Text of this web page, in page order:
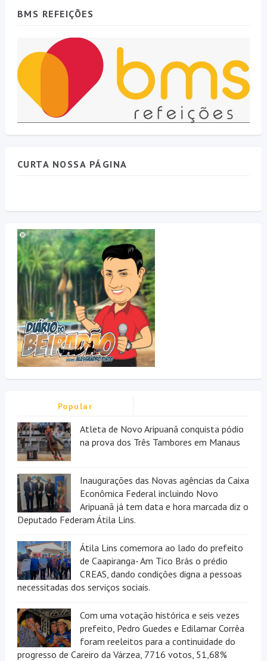
BMS REFEIÇÕES
CURTA NOSSA PÁGINA
Popular
Atleta de Novo Aripuanã conquista pódio
na prova dos Três Tambores em Manaus
Inaugurações das Novas agências da Caixa
Econômica Federal incluindo Novo
Aripuanã já tem data e hora marcada diz o
Deputado Federam Átila Lins.
Átila Lins comemora ao lado do prefeito
de Caapiranga- Am Tico Brás o prédio
CREAS, dando condições digna a pessoas
necessitadas dos serviços sociais.
Com uma votação histórica e seis vezes
prefeito, Pedro Guedes e Edilamar Corrêa
foram reeleitos para a continuidade do
progresso de Careiro da Várzea, 7716 votos, 51,68%